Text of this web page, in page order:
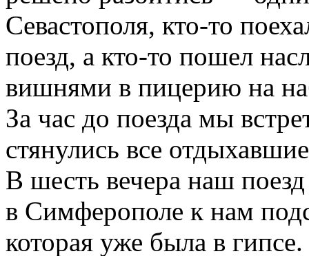
Севастополя, кто-то
поезд, а кто-то пошел
вишнями в пицерию на
За час до поезда мы
стянулись все
В шесть вечера наш
в Симферополе к нам
которая уже была в